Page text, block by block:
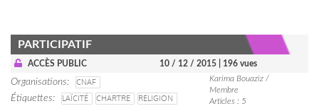
PARTICIPATIF
ACCÈS PUBLIC 10 / 12 / 2015 | 196 vues
Organisations
CNAF
Étiquettes
LAÏCITÉ CHARTRE RELIGION
Karima Bouaziz /
Membre
Articles : 5